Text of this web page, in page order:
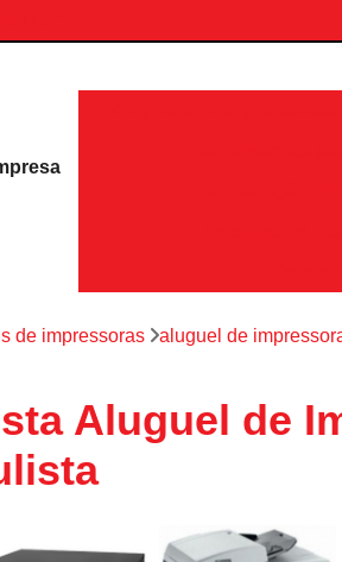
de impressoras aluguel de
Aluguel de